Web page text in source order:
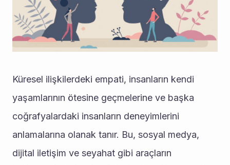
Küresel ilişkilerdeki empati, insanların kendi
yaşamlarının ötesine geçmelerine ve başka
coğrafyalardaki insanların deneyimlerini
anlamalarına olanak tanır. Bu, sosyal medya,
dijital iletişim ve seyahat gibi araçların